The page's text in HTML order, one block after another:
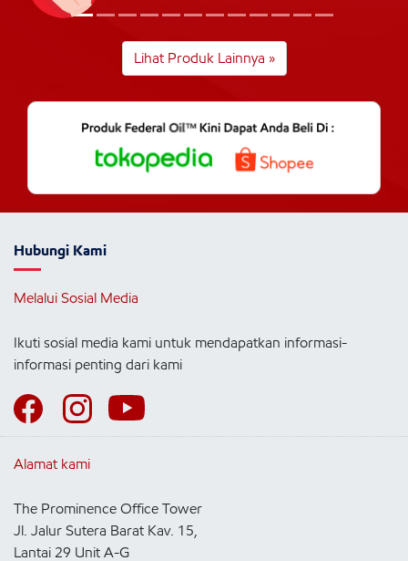
Lihat Produk Lainnya »
Hubungi Kami
Melalui Sosial Media
Ikuti sosial media kami untuk mendapatkan informasi-
informasi penting dari kami
Alamat kami
The Prominence Office Tower
Jl. Jalur Sutera Barat Kav. 15,
Lantai 29 Unit A-G